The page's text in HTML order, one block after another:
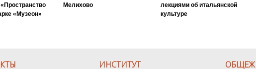
«Музеон»
Мелихово
лекциями об итальянской
культуре
ИНСТИТУТ